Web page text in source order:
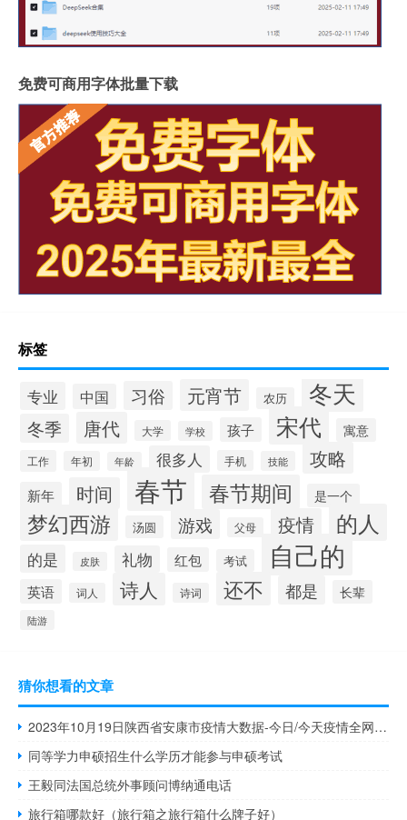
免费可商用字体批量下载
标签
专业 中国 习俗 元宵节 农历 冬天
冬季 唐代 大学 学校 孩子 宋代 寓意
工作 年初 年龄 很多人 手机 技能 攻略
新年 时间 春节 春节期间 是一个
梦幻西游 汤圆 游戏 父母 疫情 的人
的是 皮肤 礼物 红包 考试 自己的
英语 词人 诗人 诗词 还不 都是 长辈
陆游
猜你想看的文章
2023年10月19日陕西省安康市疫情大数据-今日/今天疫情全网搜索最新实时消息动态情况通知播报
同等学力申硕招生什么学历才能参与申硕考试
王毅同法国总统外事顾问博纳通电话
旅行箱哪款好（旅行箱之旅行箱什么牌子好）